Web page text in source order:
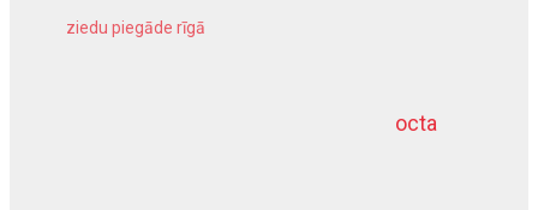
octa
ziedu piegāde rīgā
dziļurbums